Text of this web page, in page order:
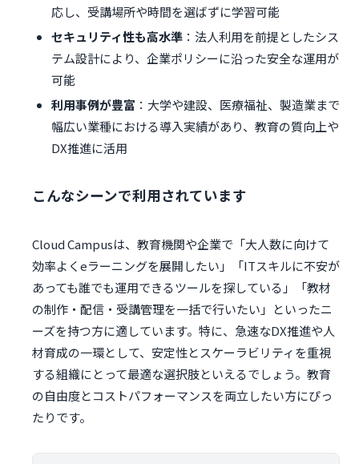
応し、受講場所や時間を選ばずに学習可能
セキュリティ性も高水準 ：法人利用を前提としたシス
テム設計により、企業ポリシーに沿った安全な運用が
可能
利用事例が豊富 ：大学や建設、医療福祉、製造業まで
幅広い業種における導入実績があり、教育の質向上や
DX推進に活用
こんなシーンで利用されています
Cloud Campusは、教育機関や企業で「大人数に向けて
効率よくeラーニングを展開したい」「ITスキルに不安が
あっても誰でも運用できるツールを探している」「教材
の制作・配信・受講管理を一括で行いたい」といったニ
ーズを持つ方に適しています。特に、急速なDX推進や人
材育成の一環として、安定性とスケーラビリティを重視
する組織にとって最適な選択肢といえるでしょう。教育
の自由度とコストパフォーマンスを両立したい方にぴっ
たりです。